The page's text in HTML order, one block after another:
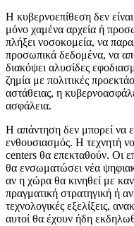
Η κυβερνοεπίθεση δεν
μόνο χαμένα αρχεία ή
πλήξει νοσοκομεία, να
προσωπικά δεδομένα, να
διακόψει αλυσίδες
ζημία με πολιτικές
αστάθειας, η
ασφάλεια.
Η απάντηση δεν μπορεί να
ενθουσιασμός. Η τεχνητή
centers θα επεκταθούν. Οι
θα ενσωματώσει νέα
αν η χώρα θα κινηθεί με
πραγματική στρατηγική ή
τεχνολογικές εξελίξεις,
αυτοί θα έχουν ήδη